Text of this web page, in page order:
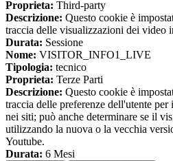
Proprieta: Third-party
Descrizione: Questo cookie è
traccia delle visualizzazioni dei video
Durata: Sessione
Nome: VISITOR_INFO1_LIVE
Tipologia: tecnico
Proprieta: Terze Parti
Descrizione: Questo cookie è
traccia delle preferenze dell'utente
nei siti; può anche determinare se il
utilizzando la nuova o la vecchia
Youtube.
Durata: 6 Mesi